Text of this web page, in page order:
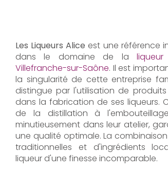
Les Liqueurs Alice est une référence
dans le domaine de la
Villefranche-sur-Saône. Il est
la singularité de cette entreprise
distingue par l'utilisation de
dans la fabrication de ses liqueurs.
de la distillation à
minutieusement dans leur atelier,
une qualité optimale. La
traditionnelles et d'ingrédients
liqueur d'une finesse incomparable.